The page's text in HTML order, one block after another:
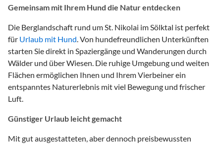
Gemeinsam mit Ihrem Hund die Natur entdecken
Die Berglandschaft rund um St. Nikolai im Sölktal ist perfekt
für Urlaub mit Hund. Von hundefreundlichen Unterkünften
starten Sie direkt in Spaziergänge und Wanderungen durch
Wälder und über Wiesen. Die ruhige Umgebung und weiten
Flächen ermöglichen Ihnen und Ihrem Vierbeiner ein
entspanntes Naturerlebnis mit viel Bewegung und frischer
Luft.
Günstiger Urlaub leicht gemacht
Mit gut ausgestatteten, aber dennoch preisbewussten